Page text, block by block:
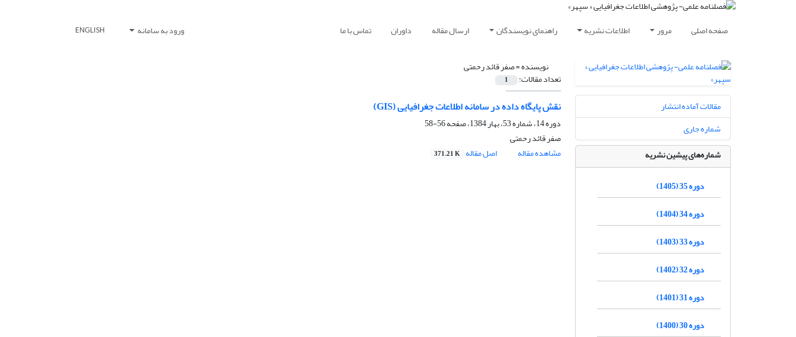
صفحه اصلی مرور اطلاعات نشریه راهنمای نویسندگان ارسال مقاله داوران تماس با ما ورود به سامانه ENGLISH
نویسنده =صفر قائد رحمتی
تعداد مقالات: 1
نقش پایگاه داده در سامانه اطلاعات جغرافیایى (GIS)
دوره 14، شماره 53، بهار 1384، صفحه
56-58
صفر قائد رحمتی
مشاهده مقاله
اصل مقاله 371.21 K
مقالات آماده انتشار
شماره جاری
شماره‌های پیشین نشریه
دوره 35 (1405)
دوره 34 (1404)
دوره 33 (1403)
دوره 32 (1402)
دوره 31 (1401)
دوره 30 (1400)